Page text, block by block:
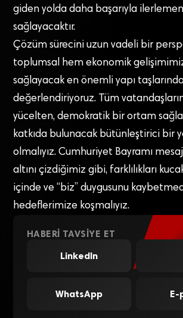
giden yolda daha başarıyla
sağlayacaktır.
Çözüm sürecini uzun vadeli bir
toplumsal hem ekonomik
sağlayacak en önemli yapı
değerlendiriyoruz. Tüm
yücelten, demokratik bir ortam
katkıda bulunacak bütünleştirici bir
olmalıyız. Cumhuriyet Bayramı
altını çizdiğimiz gibi, farklılıkları
içinde ve “biz” duygusunu
hedeflerimize koşmalıyız.
HABERI TAVSIYE ET
LinkedIn
WhatsApp E-